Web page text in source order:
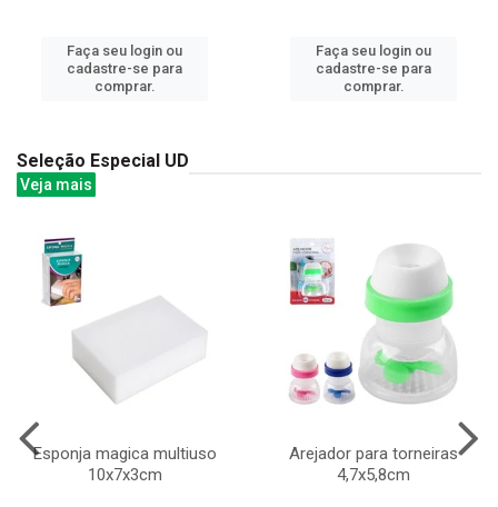
Faça seu login ou
cadastre-se para
comprar.
Faça seu login ou
cadastre-se para
comprar.
Seleção Especial UD
Veja mais
Esponja magica multiuso
10x7x3cm
Arejador para torneiras
4,7x5,8cm